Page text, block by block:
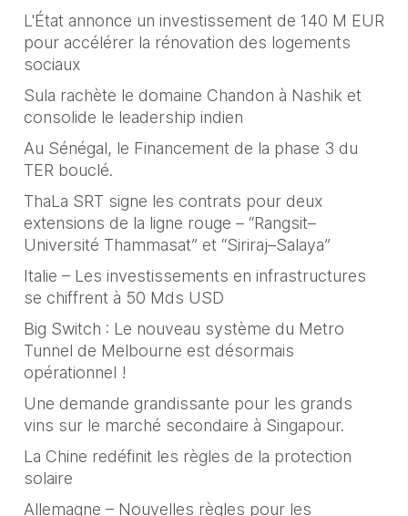
L'État annonce un investissement de 140 M EUR
pour accélérer la rénovation des logements
sociaux
Sula rachète le domaine Chandon à Nashik et
consolide le leadership indien
Au Sénégal, le Financement de la phase 3 du
TER bouclé.
ThaLa SRT signe les contrats pour deux
extensions de la ligne rouge – “Rangsit–
Université Thammasat” et “Siriraj–Salaya”
Italie – Les investissements en infrastructures
se chiffrent à 50 Mds USD
Big Switch : Le nouveau système du Metro
Tunnel de Melbourne est désormais
opérationnel !
Une demande grandissante pour les grands
vins sur le marché secondaire à Singapour.
La Chine redéfinit les règles de la protection
solaire
Allemagne – Nouvelles règles pour les